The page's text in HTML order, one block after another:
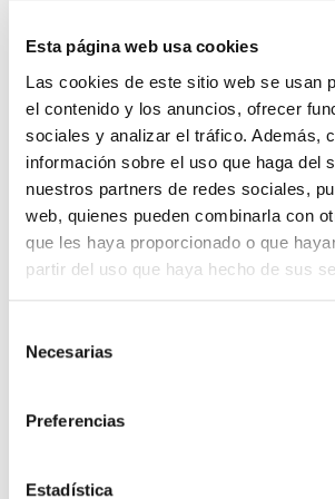
Esta página web usa cookies
Las cookies de este sitio web se usan
el contenido y los anuncios, ofrecer
sociales y analizar el tráfico. Además,
información sobre el uso que haga del
nuestros partners de redes sociales,
web, quienes pueden combinarla con
que les haya proporcionado o que
partir del uso que haya hecho de sus
Necesarias
Preferencias
Estadística
Elisièr Instant Bond
137,00
El
original
era:
137,00€.
130,00 €El
actual
es:
130,00€.
(IVA
Elisièr Tratamiento
48,00€ El
precio
original
45,00€El
precio
actual
(IVA incluido)
Plancha + Protector
45,00€ (IVA incluido)
Pack anticaída Locion
83,50
OFERTAS